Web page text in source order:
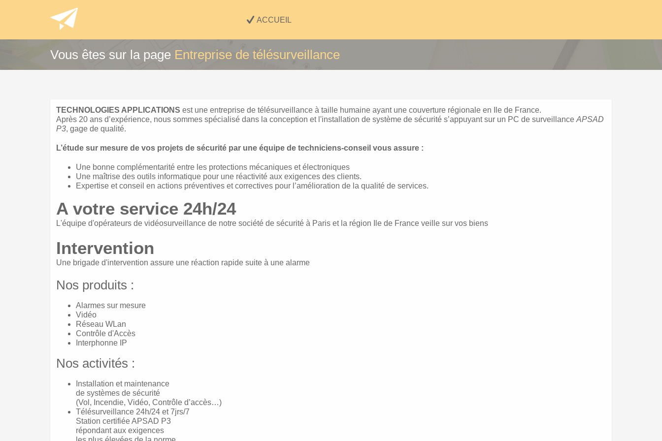
ACCUEIL
Vous êtes sur la page Entreprise de télésurveillance
TECHNOLOGIES APPLICATIONS est une entreprise de télésurveillance à taille humaine ayant une couverture régionale en Ile de France.
Après 20 ans d’expérience, nous sommes spécialisé dans la conception et l'installation de système de sécurité s’appuyant sur un PC de surveillance APSAD
P3, gage de qualité.
L’étude sur mesure de vos projets de sécurité par une équipe de techniciens-conseil vous assure :
Une bonne complémentarité entre les protections mécaniques et électroniques
Une maîtrise des outils informatique pour une réactivité aux exigences des clients.
Expertise et conseil en actions préventives et correctives pour l’amélioration de la qualité de services.
A votre service 24h/24
L'équipe d'opérateurs de vidéosurveillance de notre société de sécurité à Paris et la région Ile de France veille sur vos biens
Intervention
Une brigade d'intervention assure une réaction rapide suite à une alarme
Nos produits :
Alarmes sur mesure
Vidéo
Réseau WLan
Contrôle d'Accès
Interphonne IP
Nos activités :
Installation et maintenance
de systèmes de sécurité
(Vol, Incendie, Vidéo, Contrôle d’accès…)
Télésurveillance 24h/24 et 7jrs/7
Station certifiée APSAD P3
répondant aux exigences